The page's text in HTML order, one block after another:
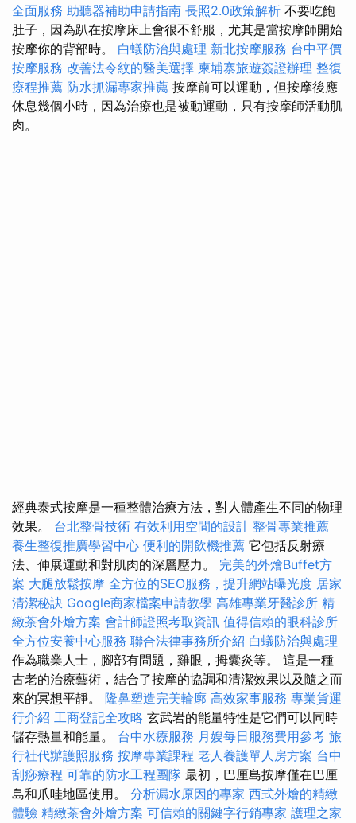
全面服務 助聽器補助申請指南 長照2.0政策解析 不要吃飽
肚子，因為趴在按摩床上會很不舒服，尤其是當按摩師開始
按摩你的背部時。 白蟻防治與處理 新北按摩服務 台中平價
按摩服務 改善法令紋的醫美選擇 柬埔寨旅遊簽證辦理 整復
療程推薦 防水抓漏專家推薦 按摩前可以運動，但按摩後應
休息幾個小時，因為治療也是被動運動，只有按摩師活動肌
肉。
經典泰式按摩是一種整體治療方法，對人體產生不同的物理
效果。 台北整骨技術 有效利用空間的設計 整骨專業推薦
養生整復推廣學習中心 便利的開飲機推薦 它包括反射療
法、伸展運動和對肌肉的深層壓力。 完美的外燴Buffet方
案 大腿放鬆按摩 全方位的SEO服務，提升網站曝光度 居家
清潔秘訣 Google商家檔案申請教學 高雄專業牙醫診所 精
緻茶會外燴方案 會計師證照考取資訊 值得信賴的眼科診所
全方位安養中心服務 聯合法律事務所介紹 白蟻防治與處理
作為職業人士，腳部有問題，雞眼，拇囊炎等。 這是一種
古老的治療藝術，結合了按摩的協調和清潔效果以及隨之而
來的冥想平靜。 隆鼻塑造完美輪廓 高效家事服務 專業貨運
行介紹 工商登記全攻略 玄武岩的能量特性是它們可以同時
儲存熱量和能量。 台中水療服務 月嫂每日服務費用參考 旅
行社代辦護照服務 按摩專業課程 老人養護單人房方案 台中
刮痧療程 可靠的防水工程團隊 最初，巴厘島按摩僅在巴厘
島和爪哇地區使用。 分析漏水原因的專家 西式外燴的精緻
體驗 精緻茶會外燴方案 可信賴的關鍵字行銷專家 護理之家